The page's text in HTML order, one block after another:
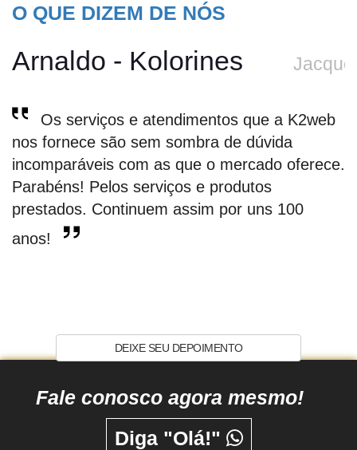
O QUE DIZEM DE NÓS
Arnaldo - Kolorines
Os serviços e atendimentos que a K2web
nos fornece são sem sombra de dúvida
incomparáveis com as que o mercado oferece.
Parabéns! Pelos serviços e produtos
prestados. Continuem assim por uns 100
anos!
DEIXE SEU DEPOIMENTO
Fale conosco agora mesmo!
Diga "Olá!"